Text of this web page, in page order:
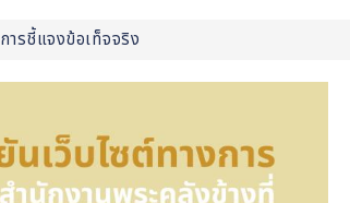
การชี้แจงข้อเท็จจริง